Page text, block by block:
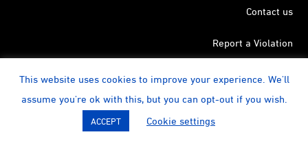
Contact us
Report a Violation
Search in the Terrorism List
Twitter
Facebook
Linkedin
YouTube
Calendar
instagram
This website uses cookies to improve your experience. We'll
assume you're ok with this, but you can opt-out if you wish.
Cookie settings
ACCEPT